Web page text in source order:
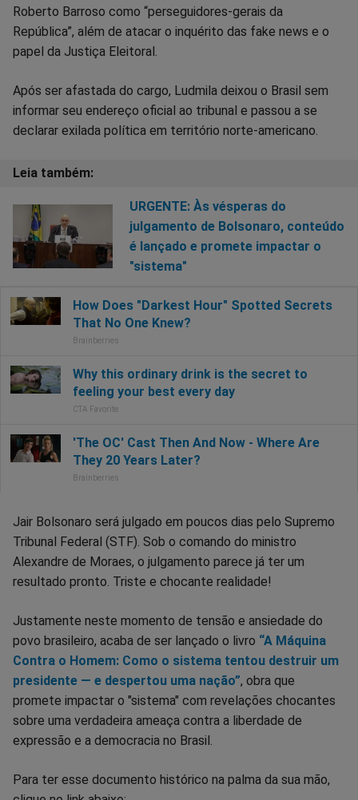
Roberto Barroso como “perseguidores-gerais da
República”, além de atacar o inquérito das fake news e o
papel da Justiça Eleitoral.
Após ser afastada do cargo, Ludmila deixou o Brasil sem
informar seu endereço oficial ao tribunal e passou a se
declarar exilada política em território norte-americano.
URGENTE: Às vésperas do
julgamento de Bolsonaro, conteúdo
é lançado e promete impactar o
"sistema"
Jair Bolsonaro será julgado em poucos dias pelo Supremo
Tribunal Federal (STF). Sob o comando do ministro
Alexandre de Moraes, o julgamento parece já ter um
resultado pronto. Triste e chocante realidade!
Justamente neste momento de tensão e ansiedade do
povo brasileiro, acaba de ser lançado o livro “A Máquina
Contra o Homem: Como o sistema tentou destruir um
presidente — e despertou uma nação”, obra que
promete impactar o "sistema" com revelações chocantes
sobre uma verdadeira ameaça contra a liberdade de
expressão e a democracia no Brasil.
Para ter esse documento histórico na palma da sua mão,